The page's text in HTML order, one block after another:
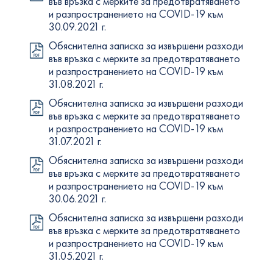
и разпространението на COVID-19 към
30.09.2021 г.
Обяснителна записка за извършени разходи
във връзка с мерките за предотвратяването
и разпространението на COVID-19 към
31.08.2021 г.
Обяснителна записка за извършени разходи
във връзка с мерките за предотвратяването
и разпространението на COVID-19 към
31.07.2021 г.
Обяснителна записка за извършени разходи
във връзка с мерките за предотвратяването
и разпространението на COVID-19 към
30.06.2021 г.
Обяснителна записка за извършени разходи
във връзка с мерките за предотвратяването
и разпространението на COVID-19 към
31.05.2021 г.